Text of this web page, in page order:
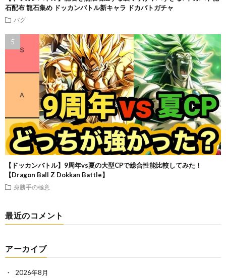
石配布 龍石集め ドッカンバトル新キャラ ドカバトガチャ
バグ
【ドッカンバトル】9周年vs夏の大型CPで総合性能比較してみた！
【Dragon Ball Z Dokkan Battle】
身勝手の極意
最近のコメント
アーカイブ
2026年8月